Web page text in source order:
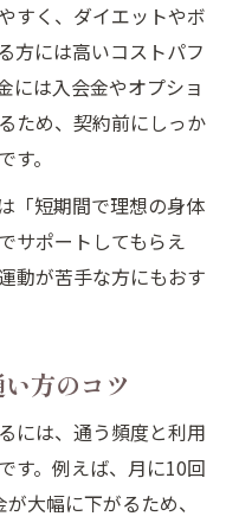
すく、ダイエットやボ
方には高いコストパフ
には入会金やオプショ
ため、契約前にしっか
。
「短期間で理想の身体
サポートしてもらえ
動が苦手な方にもおす
方のコツ
には、通う頻度と利用
す。例えば、月に10回
大幅に下がるため、